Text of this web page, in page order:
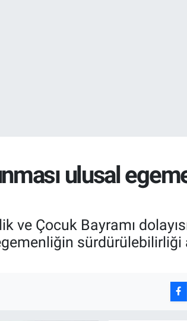
ulusal
Çocuk Bayramı
sürdürülebilirliği